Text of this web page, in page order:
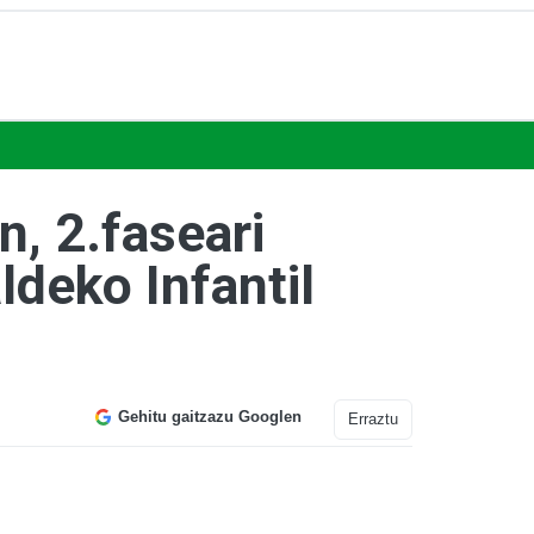
2.faseari
Infantil
Gehitu gaitzazu Googlen Erraztu